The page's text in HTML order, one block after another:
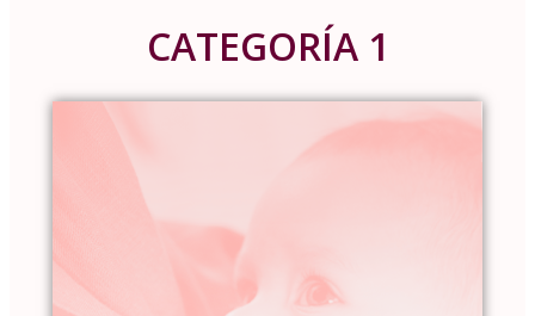
CATEGORÍA 1